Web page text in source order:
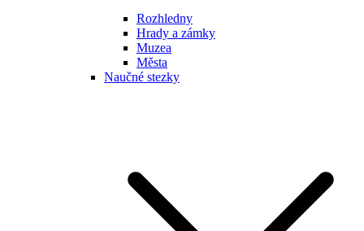
Rozhledny
Hrady a zámky
Muzea
Města
Naučné stezky